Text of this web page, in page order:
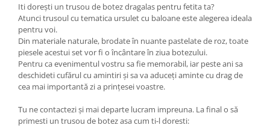
Iti dorești un trusou de botez dragalas pentru fetita ta?
Atunci trusoul cu tematica ursulet cu baloane este alegerea ideala
pentru voi.
Din materiale naturale, brodate în nuante pastelate de roz, toate
piesele acestui set vor fi o încântare în ziua botezului.
Pentru ca evenimentul vostru sa fie memorabil, iar peste ani sa
deschideti cufărul cu amintiri și sa va aduceți aminte cu drag de
cea mai importantă zi a prințesei voastre.
Tu ne contactezi și mai departe lucram impreuna. La final o să
primesti un trusou de botez asa cum ti-l doresti: